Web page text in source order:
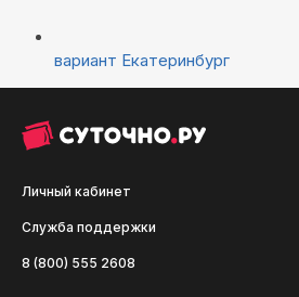
вариант Екатеринбург
Личный кабинет
Служба поддержки
8 (800) 555 2608